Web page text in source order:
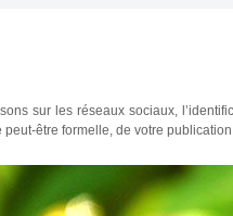
sur les réseaux sociaux,
peut-être formelle, de votre